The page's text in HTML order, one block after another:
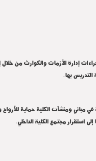
إدارة الأزمات والكوارث من خلال
بها.
ومنشآت الكلية حماية للأرواح
استقرار مجتمع الكلية الداخلي.